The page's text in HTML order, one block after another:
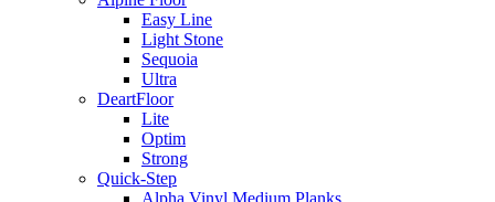
Easy Line
Light Stone
Sequoia
Ultra
DeartFloor
Lite
Optim
Strong
Quick-Step
Alpha Vinyl Medium Planks